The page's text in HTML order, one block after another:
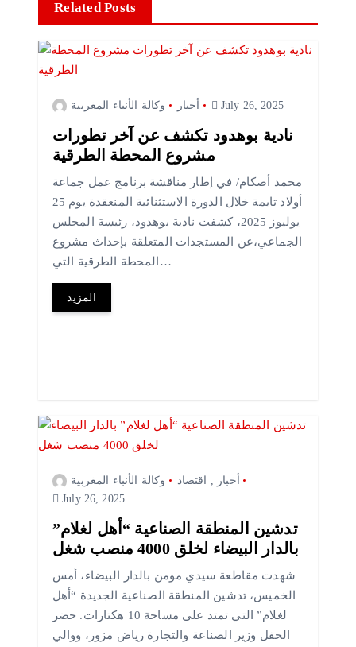
Related Posts
وكالة الأنباء المغربية أخبار July 26, 2025
نادية بوهدود تكشف عن آخر تطورات
مشروع المحطة الطرقية
محمد أصكام/ في إطار مناقشة برنامج عمل جماعة
أولاد تايمة خلال الدورة الاستثنائية المنعقدة يوم 25
يوليوز 2025، كشفت نادية بوهدود، رئيسة المجلس
الجماعي،عن المستجدات المتعلقة بإحداث مشروع
المحطة الطرقية التي…
المزيد
وكالة الأنباء المغربية أخبار
اقتصاد
July 26, 2025
تدشين المنطقة الصناعية “أهل لغلام”
بالدار البيضاء لخلق 4000 منصب شغل
شهدت مقاطعة سيدي مومن بالدار البيضاء، أمس
الخميس، تدشين المنطقة الصناعية الجديدة “أهل
لغلام” التي تمتد على مساحة 10 هكتارات. حضر
الحفل وزير الصناعة والتجارة رياض مزور، ووالي